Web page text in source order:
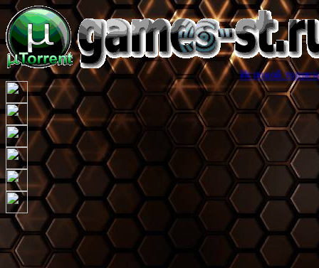
Игровой торрент трекер